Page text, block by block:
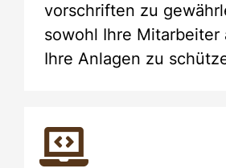
vorschriften zu
sowohl Ihre Mitarbeiter
Ihre Anlagen zu